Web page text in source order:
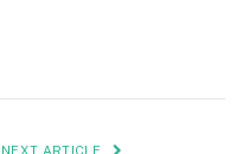
NEXT ARTICLE